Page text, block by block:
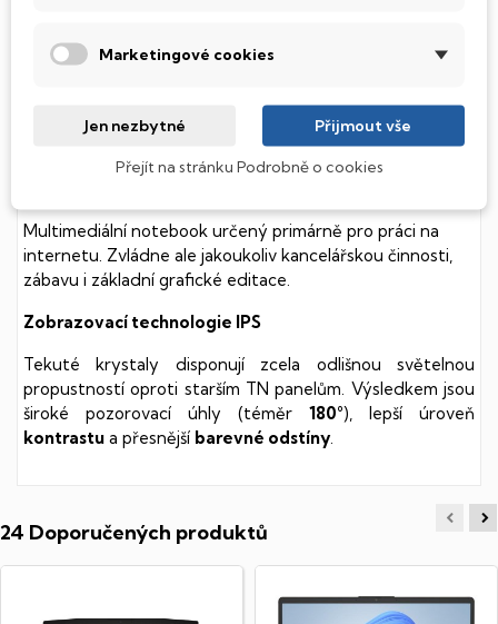
(Hard Disk Drive) disků nedisponuje žádnými pohyblivými
soustavy je tento disk mnohem
tiššía především nabízí
práci s daty.
Multimediální notebook určený primárně pro práci na
internetu. Zvládne ale jakoukoliv kancelářskou činnosti,
zábavu i základní grafické editace.
Zobrazovací technologie IPS
Tekuté krystaly disponují zcela odlišnou světelnou
propustností oproti starším TN panelům. Výsledkem jsou
široké pozorovací úhly (téměr 180°), lepší úroveň
kontrastu a přesnější barevné odstíny
24 Doporučených produktů
Marketingové cookies
Jen nezbytné Přijmout vše
Přejít na stránku Podrobně o cookies